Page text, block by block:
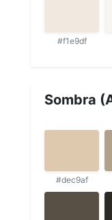
#f1e9df
Sombra
#dec9af